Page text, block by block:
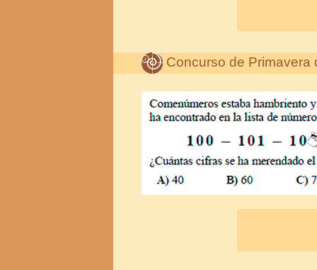
Concurso de Primavera